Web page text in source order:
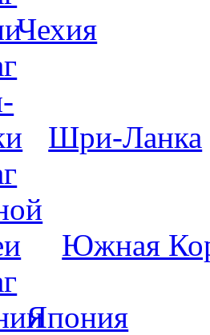
Чехия
Шри-Ланка
Южная
Япония